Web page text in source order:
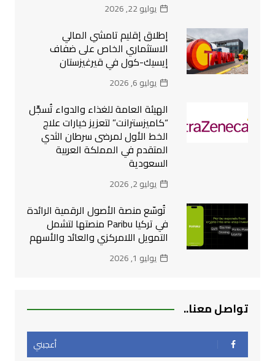
يوليو 22, 2026
إطلاق إقليم تامشي المالي
الاستثماري الخاص على ضفاف
إيسيك-كول في قيرغيزستان
يوليو 6, 2026
الهيئة العامة للغذاء والدواء تُسجِّل
“كاميزسترانت” لتعزيز خيارات علاج
الخط الأول لمرضى سرطان الثدي
المتقدم في المملكة العربية
السعودية
يوليو 2, 2026
تُوسّع منصة الأصول الرقمية الرائدة
في تركيا Paribu منصتها لتشمل
التمويل اللامركزي والعائد والأسهم
يوليو 1, 2026
تواصل معنا..
أعجبني